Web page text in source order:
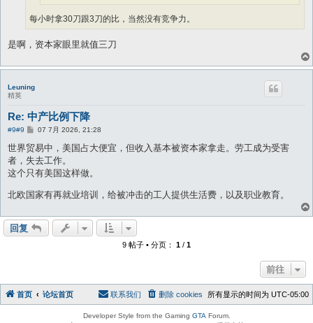
每小时拿30刀跟3刀的比，当然没有竞争力。
是啊，资本家眼里就值三刀
Leuning
精英
Re: 中产比例下降
#9#9
帖
07 7月 2026, 21:28
世界贸易中，美国占大便宜，但收入基本被资本家拿走。劳工成为受害
者，失去工作。
这个只有美国这样做。
北欧国家有再就业培训，给被冲击的工人提供生活费，以及职业教育。
回复
9 帖子 • 分页： 1 / 1
前往
首页 论坛首页 所有显示的时间为 UTC-05:00
删除 cookies
联系我们
Developer Style from the Gaming GTA Forum.